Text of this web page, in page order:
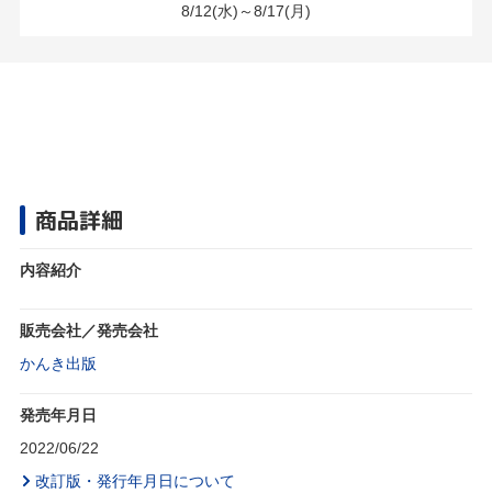
8/12(水)～8/17(月)
商品詳細
内容紹介
販売会社／発売会社
かんき出版
発売年月日
2022/06/22
改訂版・発行年月日について